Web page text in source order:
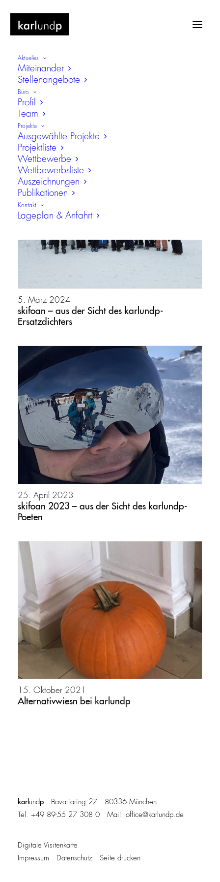
Aktuelles
Miteinander
Stellenangebote
Büro
Profil
Team
Projekte
Ausgewählte Projekte
Projektliste
Wettbewerbe
Wettbewerbsliste
Auszeichnungen
Publikationen
Kontakt
Lageplan & Anfahrt
Alternativwiesn
5. März 2024
skifoan – aus der Sicht des karlundp-
Ersatzdichters
25. April 2023
skifoan 2023 – aus der Sicht des karlundp-
Poeten
15. Oktober 2021
Alternativwiesn bei karlundp
karl undp Bavariaring 27 80336 München
Tel. +49 89-55 27 308 0 Mail: office@karlundp.de
Digitale Visitenkarte
Impressum
Datenschutz Seite drucken